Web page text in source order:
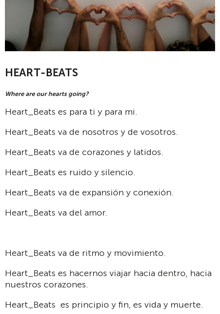
HEART-BEATS
Where are our hearts going?
Heart_Beats es para ti y para mi.
Heart_Beats va de nosotros y de vosotros.
Heart_Beats va de corazones y latidos.
Heart_Beats es ruido y silencio.
Heart_Beats va de expansión y conexión.
Heart_Beats va del amor.
Heart_Beats va de ritmo y movimiento.
Heart_Beats es hacernos viajar hacia dentro, hacia
nuestros corazones.
Heart_Beats es principio y fin, es vida y muerte.